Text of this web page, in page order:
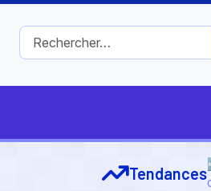
Tendances